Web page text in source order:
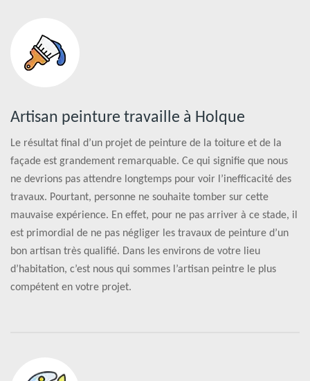
Artisan peinture travaille à Holque
Le résultat final d’un projet de peinture de la toiture et de la
façade est grandement remarquable. Ce qui signifie que nous
ne devrions pas attendre longtemps pour voir l’inefficacité des
travaux. Pourtant, personne ne souhaite tomber sur cette
mauvaise expérience. En effet, pour ne pas arriver à ce stade, il
est primordial de ne pas négliger les travaux de peinture d’un
bon artisan très qualifié. Dans les environs de votre lieu
d’habitation, c’est nous qui sommes l’artisan peintre le plus
compétent en votre projet.